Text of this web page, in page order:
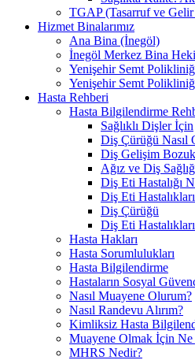
TGAP (Tasarruf ve Gelir
Hizmet Binalarımız
Ana Bina (İnegöl)
İnegöl Merkez Bina
Yenişehir Semt
Yenişehir Semt
Hasta Rehberi
Hasta Bilgilendirme
Sağlıklı Dişler İçin
Diş Çürüğü Nasıl
Diş Gelişim
Ağız ve Diş
Diş Eti Hastalığı
Diş Eti
Diş Çürüğü
Diş Eti Hastalıkları
Hasta Hakları
Hasta Sorumlulukları
Hasta Bilgilendirme
Hastaların Sosyal
Nasıl Muayene Olurum?
Nasıl Randevu Alırım?
Kimliksiz Hasta
Muayene Olmak İçin Ne
MHRS Nedir?